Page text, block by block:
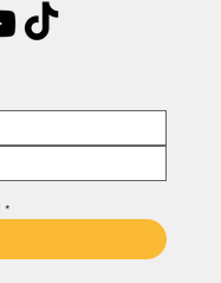
*